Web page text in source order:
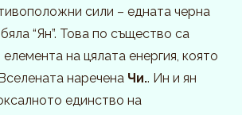
сили – едната черна
“Ян”. Това по същество са
на цялата енергия, която
наречена Чи.. Ин и ян
единство на